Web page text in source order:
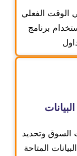
الوقت الفعلي
برنامج
السوق وتحديد